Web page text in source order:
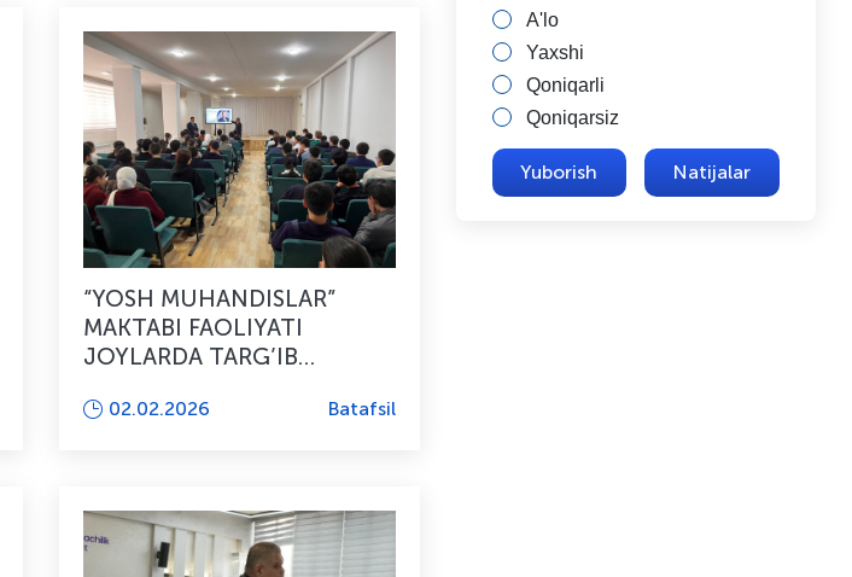
“YOSH MUHANDISLAR”
MAKTABI FAOLIYATI
JOYLARDA TARG’IB
02.02.2026 Batafsil
A'lo
Yaxshi
Qoniqarli
Qoniqarsiz
Natijalar